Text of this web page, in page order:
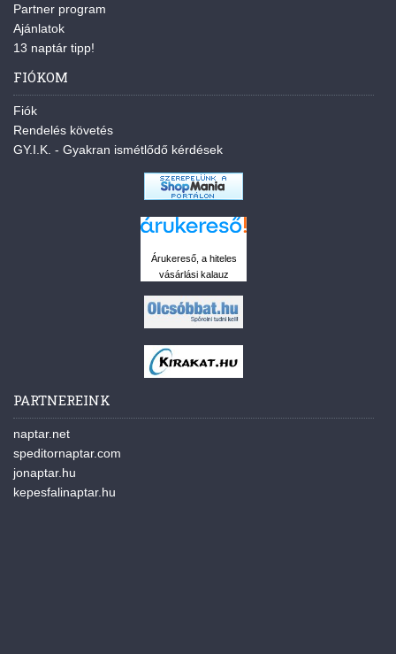
Partner program
Ajánlatok
13 naptár tipp!
FIÓKOM
Fiók
Rendelés követés
GY.I.K. - Gyakran ismétlődő kérdések
Árukereső, a hiteles
vásárlási kalauz
PARTNEREINK
naptar.net
speditornaptar.com
jonaptar.hu
kepesfalinaptar.hu